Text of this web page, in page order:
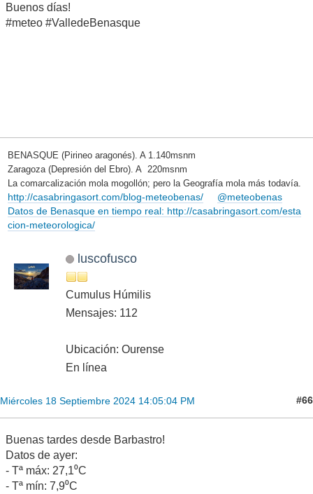
Buenos días!
#meteo #ValledeBenasque
BENASQUE (Pirineo aragonés). A 1.140msnm
Zaragoza (Depresión del Ebro). A 220msnm
La comarcalización mola mogollón; pero la Geografía mola más todavía.
http://casabringasort.com/blog-meteobenas/
@meteobenas
Datos de Benasque en tiempo real: http://casabringasort.com/esta
cion-meteorologica/
luscofusco
Cumulus Húmilis
Mensajes: 112
Ubicación: Ourense
En línea
Miércoles 18 Septiembre 2024 14:05:04 PM #66
Buenas tardes desde Barbastro!
Datos de ayer:
- Tª máx: 27,1⁰C
- Tª mín: 7,9⁰C